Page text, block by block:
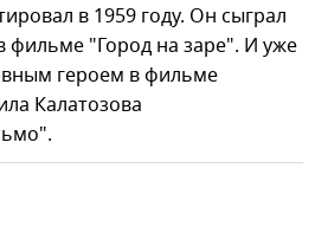
в 1959 году. Он сыграл
фильме "Город на заре". И уже
героем в фильме
Калатозова